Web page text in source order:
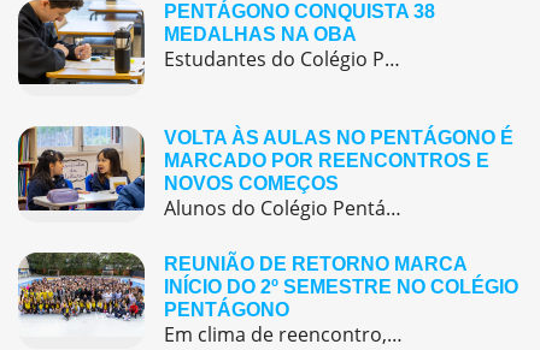
PENTÁGONO CONQUISTA 38
MEDALHAS NA OBA
Estudantes do Colégio Pentágono conquistam excelente resultado na Olimpíada Brasileira de Astronomia e Astronáutica (OBA) 2025, somando 38 medalhas.
VOLTA ÀS AULAS NO PENTÁGONO É
MARCADO POR REENCONTROS E
NOVOS COMEÇOS
Alunos do Colégio Pentágono retornaram às aulas trazendo o entusiasmo dos reencontros e o desejo de seguir aprendendo com significado.
REUNIÃO DE RETORNO MARCA
INÍCIO DO 2º SEMESTRE NO COLÉGIO
PENTÁGONO
Em clima de reencontro, a equipe pedagógica participou da abertura do semestre letivo com treinamentos e simulação de emergência